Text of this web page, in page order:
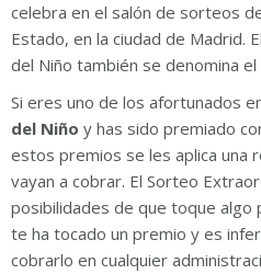
celebra en el salón de sorteos
Estado, en la ciudad de Madrid.
del Niño también se denomina el
Si eres uno de los afortunados
del Niño y has sido premiado
estos premios se les aplica una
vayan a cobrar. El Sorteo
posibilidades de que toque algo
te ha tocado un premio y es
cobrarlo en cualquier